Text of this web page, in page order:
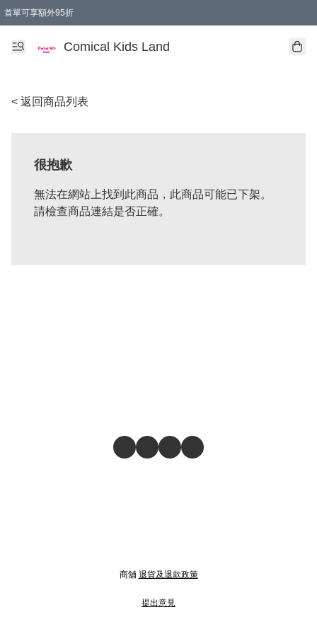
首單可享額外95折
Comical Kids Land
< 返回商品列表
很抱歉
無法在網站上找到此商品，此商品可能已下架。
請檢查商品連結是否正確。
商舖 退貨及退款政策
提出意見